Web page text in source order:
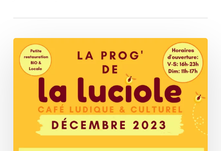
Luciole
Programmation
décembre